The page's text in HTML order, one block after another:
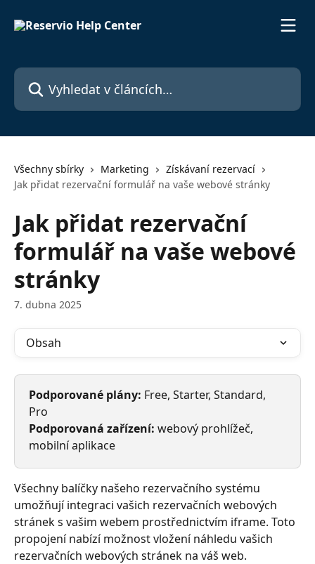
Vyhledat v článcích…
Všechny sbírky Marketing
Získávaní rezervací
Jak přidat rezervační formulář na vaše webové stránky
Jak přidat rezervační
formulář na vaše webové
stránky
7. dubna 2025
Obsah
Podporované plány: Free, Starter, Standard,
Pro
Podporovaná zařízení: webový prohlížeč,
mobilní aplikace
Všechny balíčky našeho rezervačního systému
umožňují integraci vašich rezervačních webových
stránek s vašim webem prostřednictvím iframe. Toto
propojení nabízí možnost vložení náhledu vašich
rezervačních webových stránek na váš web.